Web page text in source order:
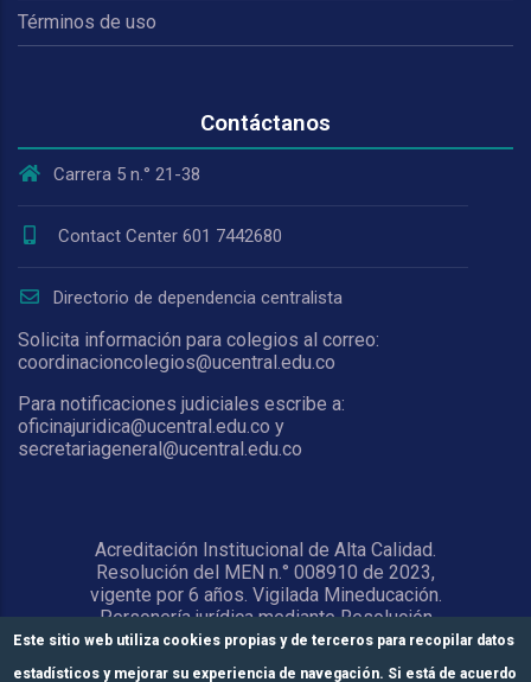
Términos de uso
Contáctanos
Carrera 5 n.° 21-38
Contact Center 601 7442680
Directorio de dependencia centralista
Solicita información para colegios al correo:
coordinacioncolegios@ucentral.edu.co
Para notificaciones judiciales escribe a:
oficinajuridica@ucentral.edu.co y
secretariageneral@ucentral.edu.co
Acreditación Institucional de Alta Calidad.
Resolución del MEN n.° 008910 de 2023,
vigente por 6 años. Vigilada Mineducación.
Personería jurídica mediante Resolución
1876 del 5 de junio de 1967. Reconocida
como Universidad por el Ministerio de
Este sitio web utiliza cookies propias y de terceros para recopilar datos
estadísticos y mejorar su experiencia de navegación. Si está de acuerdo